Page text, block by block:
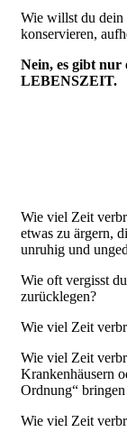
Wie willst du dein
konservieren,
Nein, es gibt nur
LEBENSZEIT.
Wie viel Zeit
etwas zu ärgern,
unruhig und
Wie oft vergisst
zurücklegen?
Wie viel Zeit
Wie viel Zeit
Krankenhäusern
Ordnung“
Wie viel Zeit